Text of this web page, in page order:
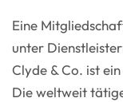
Eine
unter
Clyde & Co. ist
Die weltweit